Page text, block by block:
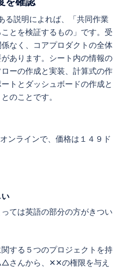
説明によれば、「共同作業
とを検証するもの」です。受
なく、コアプロダクトの全体
あります。シート内の情報の
ーの作成と実装、計算式の作
トとダッシュボードの作成と
のことです。
ンラインで、価格は１４９ド
ては英語の部分の方がきつい
関する５つのプロジェクトを持
さんから、✕✕の権限を与え